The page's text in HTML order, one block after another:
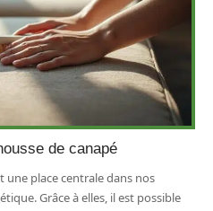
de canapé
une place centrale dans nos
Grâce à elles, il est possible